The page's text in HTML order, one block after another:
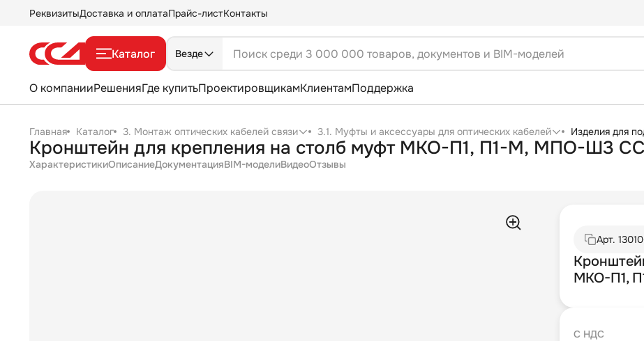
РеквизитыДоставка и оплатаПрайс-листКонтакты
Каталог Везде
О компанииРешенияГде купитьПроектировщикамКлиентамПоддержка
Главная Каталог 3. Монтаж оптических кабелей связи 3.1. Муфты и аксессуары для оптических кабелей Изделия для
Кронштейн для крепления на столб муфт МКО-П1, П1-М, МПО-Ш3
ХарактеристикиОписаниеДокументацияBIM-моделиВидеоОтзывы
Арт.
МКО-П1,
С НДС